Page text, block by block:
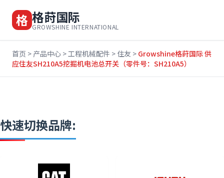
格 格莳国际
GROWSHINE INTERNATIONAL
首页 > 产品中心 >工程机械配件 > 住友 > Growshine格莳国际 供
应住友SH210A5挖掘机电池总开关（零件号：SH210A5）
快速切换品牌: